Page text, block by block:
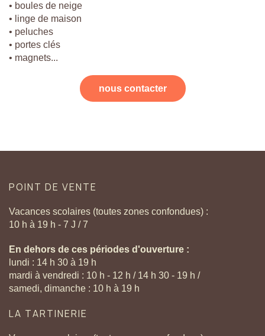
• boules de neige
• linge de maison
• peluches
• portes clés
• magnets...
nous contacter
POINT DE VENTE
Vacances scolaires (toutes zones confondues) :
10 h à 19 h - 7 J / 7
En dehors de ces périodes d'ouverture :
lundi : 14 h 30 à 19 h
mardi à vendredi : 10 h - 12 h / 14 h 30 - 19 h /
samedi, dimanche : 10 h à 19 h
LA TARTINERIE